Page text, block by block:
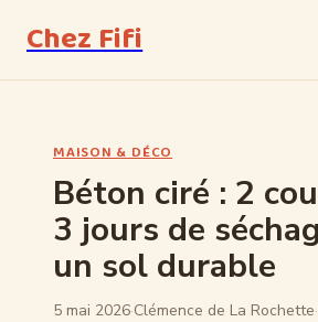
Chez Fifi
Bricolage
Jardinage
MAISON & DÉCO
Béton ciré : 2
3 jours de
un sol durable
5 mai 2026·Clémence de La Rochette·